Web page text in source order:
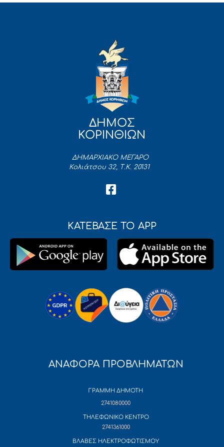
ΔΗΜΟΣ
ΚΟΡΙΝΘΙΩΝ
ΔΗΜΑΡΧΙΑΚΟ ΜΕΓΑΡΟ
Κολιάτσου 32, Τ.Κ. 20131
ΚΑΤΕΒΑΣΕ ΤΟ APP
ΑΝΑΦΟΡΑ ΠΡΟΒΛΗΜΑΤΩΝ
ΓΡΑΜΜΗ ΔΗΜΟΤΗ
2741080000
ΤΗΛΕΦΩΝΙΚΟ ΚΕΝΤΡΟ
2741361000
ΒΛΑΒΕΣ ΗΛΕΚΤΡΟΦΩΤΙΣΜΟΥ